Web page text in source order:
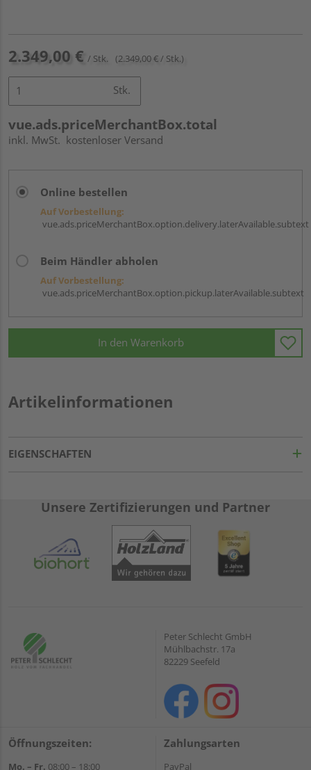
2.349,00 € / Stk. (2.349,00 € / Stk.)
Stk.
vue.ads.priceMerchantBox.total
inkl. MwSt. kostenloser Versand
Online bestellen
Auf Vorbestellung:
vue.ads.priceMerchantBox.option.delivery.laterAvailable.subtext
Beim Händler abholen
Auf Vorbestellung:
vue.ads.priceMerchantBox.option.pickup.laterAvailable.subtext
In den Warenkorb
Artikelinformationen
EIGENSCHAFTEN
Unsere Zertifizierungen und Partner
Peter Schlecht GmbH
Mühlbachstr. 17a
82229 Seefeld
Öffnungszeiten:
Mo. – Fr. 08:00 – 18:00
Zahlungsarten
PayPal